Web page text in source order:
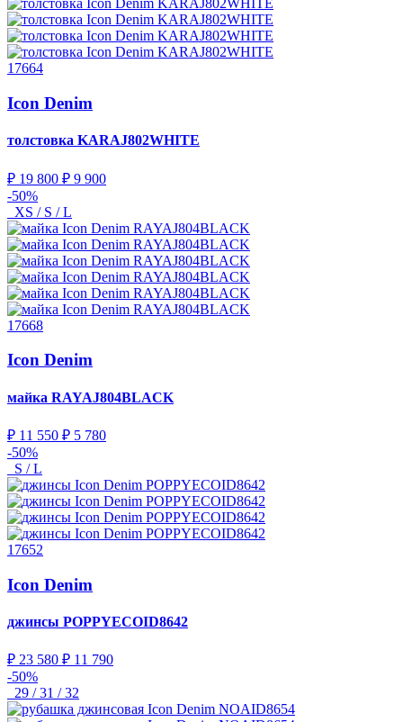
17664
Icon Denim
толстовка KARAJ802WHITE
₽ 19 800 ₽ 9 900
-50%
XS / S / L
17668
Icon Denim
майка RAYAJ804BLACK
₽ 11 550 ₽ 5 780
-50%
S / L
17652
Icon Denim
джинсы POPPYECOID8642
₽ 23 580 ₽ 11 790
-50%
29 / 31 / 32